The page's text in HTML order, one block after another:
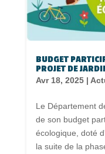
BUDGET
PROJET DE
Avr 18, 2025|
Le Département
de son budget
écologique, doté
la suite de la